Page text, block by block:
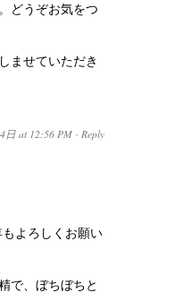
どうぞお気をつ
ませていただき
日 at 12:56 PM · Reply
よろしくお願い
で、ぼちぼちと